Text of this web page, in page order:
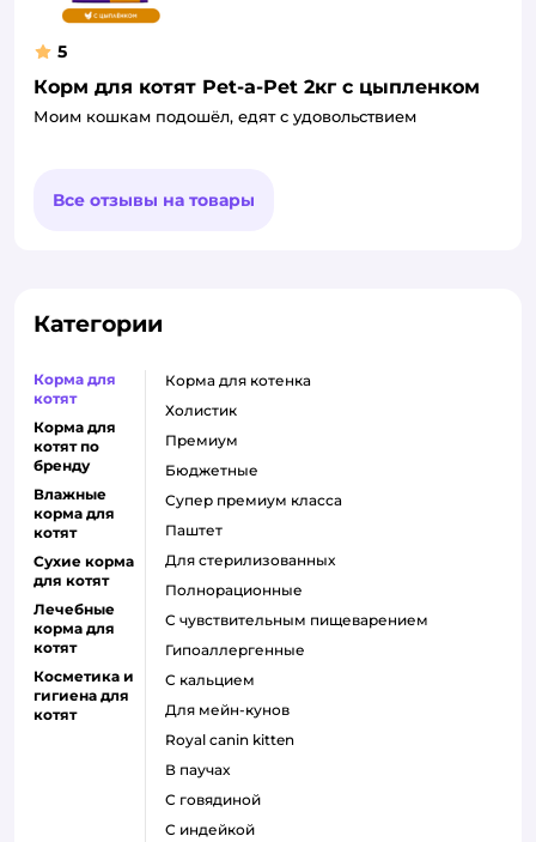
5
Корм для котят Pet-a-Pet 2кг с цыпленком
Моим кошкам подошёл, едят с удовольствием
Все отзывы на товары
Категории
Корма для
котят
Корма для
котят по
бренду
Влажные
корма для
котят
Сухие корма
для котят
Лечебные
корма для
котят
Косметика и
гигиена для
котят
корма для котенка
холистик
премиум
бюджетные
супер премиум класса
паштет
для стерилизованных
полнорационные
с чувствительным пищеварением
гипоаллергенные
с кальцием
для мейн-кунов
royal canin kitten
в паучах
с говядиной
с индейкой